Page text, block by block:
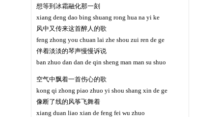
想等到冰霜融化那一刻
xiang deng dao bing shuang rong hua na yi ke
风中又传来这首醉人的歌
feng zhong you chuan lai zhe shou zui ren de ge
伴着淡淡的琴声慢慢诉说
ban zhuo dan dan de qin sheng man man su shuo
空气中飘着一首伤心的歌
kong qi zhong piao zhuo yi shou shang xin de ge
像断了线的风筝飞舞着
xiang duan liao xian de feng fei wu zhuo